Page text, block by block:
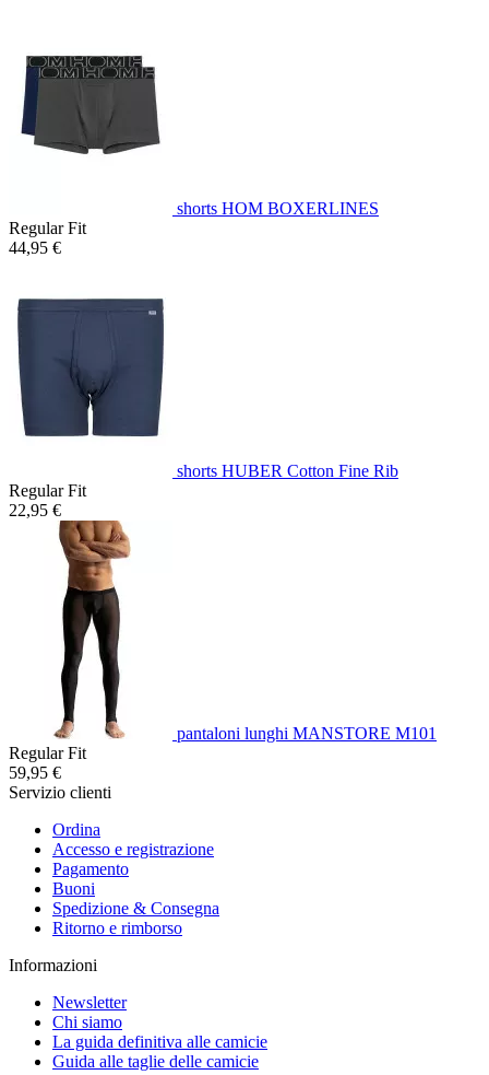
shorts HOM BOXERLINES
Regular Fit
44,95 €
shorts HUBER Cotton Fine Rib
Regular Fit
22,95 €
pantaloni lunghi MANSTORE M101
Regular Fit
59,95 €
Servizio clienti
Ordina
Accesso e registrazione
Pagamento
Buoni
Spedizione & Consegna
Ritorno e rimborso
Informazioni
Newsletter
Chi siamo
La guida definitiva alle camicie
Guida alle taglie delle camicie